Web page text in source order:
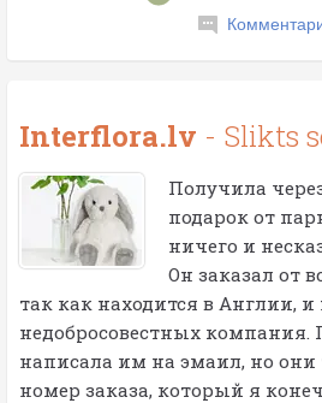
Interflora.lv - Slikts
Получила
подарок от
ничего и
Он заказал от
так как находится в Англии, и
недобросовестных компания.
написала им на эмаил, но они
номер заказа, который я